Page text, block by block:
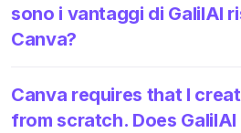
sono i vantaggi di GalilAI
Canva?
Canva requires that I
from scratch. Does